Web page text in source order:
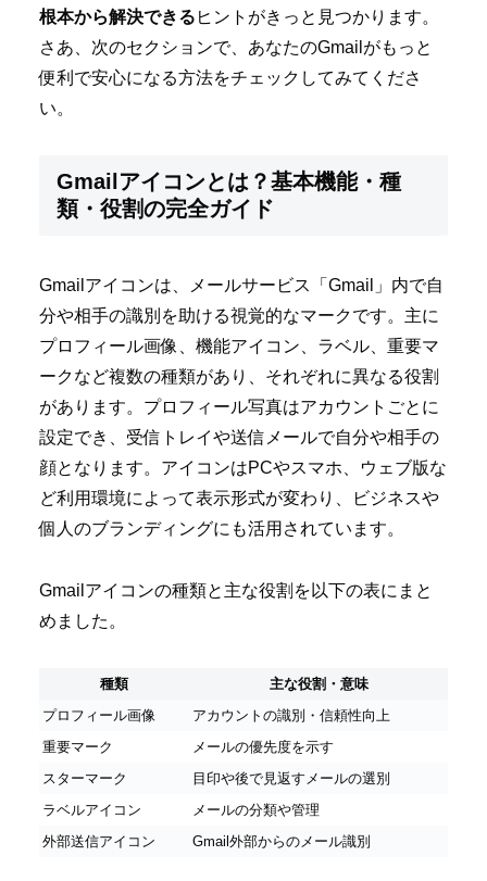
根本から解決できる ヒントがきっと見つかります。
さあ、次のセクションで、あなたのGmailがもっと
便利で安心になる方法をチェックしてみてくださ
い。
Gmailアイコンとは？基本機能・種
類・役割の完全ガイド
Gmailアイコンは、メールサービス「Gmail」内で自
分や相手の識別を助ける視覚的なマークです。主に
プロフィール画像、機能アイコン、ラベル、重要マ
ークなど複数の種類があり、それぞれに異なる役割
があります。プロフィール写真はアカウントごとに
設定でき、受信トレイや送信メールで自分や相手の
顔となります。アイコンはPCやスマホ、ウェブ版な
ど利用環境によって表示形式が変わり、ビジネスや
個人のブランディングにも活用されています。
Gmailアイコンの種類と主な役割を以下の表にまと
めました。
種類
主な役割・意味
プロフィール画像
アカウントの識別・信頼性向上
重要マーク
メールの優先度を示す
スターマーク
目印や後で見返すメールの選別
ラベルアイコン
メールの分類や管理
外部送信アイコン
Gmail外部からのメール識別